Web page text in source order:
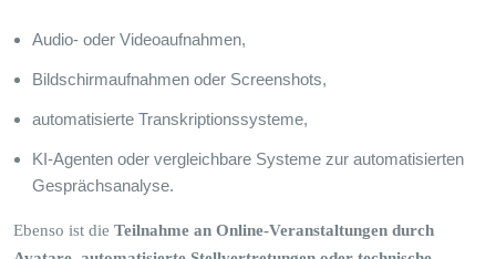
Audio- oder Videoaufnahmen,
Bildschirmaufnahmen oder Screenshots,
automatisierte Transkriptionssysteme,
KI-Agenten oder vergleichbare Systeme zur automatisierten
Gesprächsanalyse.
Ebenso ist die Teilnahme an Online-Veranstaltungen durch